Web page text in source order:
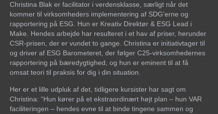
Christina Blak er facilitator i verdensklasse, særligt når det
kommer til virksomheders implementering af SDG’erne og
rapportering på ESG. Hun er Kreativ Direktør & ESG Lead i
Make. Hendes arbejde har resulteret i et hav af priser, herunder
CSR-prisen, der er vundet to gange. Christina er initiativtager til
og driver af ESG Barometeret, der følger C25-virksomhedernes
rapportering på bæredygtighed, og hun er eminent til at få
omsat teori til praksis for dig i din situation.
Her er et lille udpluk af det, tidligere kursister har sagt om
Christina: “Hun kører på et ekstraordinært højt plan – hun VAR
faciliteringen – hendes evne til at binde tingene sammen og